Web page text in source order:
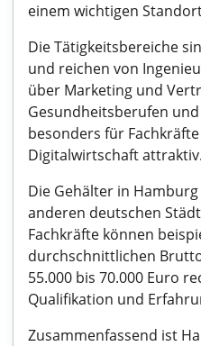
einem wichtigen
Die Tätigkeitsbereiche
und reichen von
über Marketing und
Gesundheitsberufen
besonders für
Digitalwirtschaft attraktiv.
Die Gehälter in
anderen deutschen
Fachkräfte können
durchschnittlichen
55.000 bis 70.000 Euro
Qualifikation und
Zusammenfassend ist